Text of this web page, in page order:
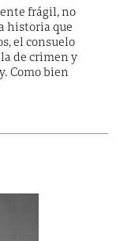
frágil, no
historia que
el consuelo
de crimen y
Como bien